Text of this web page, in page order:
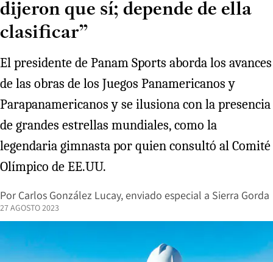
dijeron que sí; depende de ella
clasificar”
El presidente de Panam Sports aborda los avances
de las obras de los Juegos Panamericanos y
Parapanamericanos y se ilusiona con la presencia
de grandes estrellas mundiales, como la
legendaria gimnasta por quien consultó al Comité
Olímpico de EE.UU.
Por Carlos González Lucay, enviado especial a Sierra Gorda
27 AGOSTO 2023